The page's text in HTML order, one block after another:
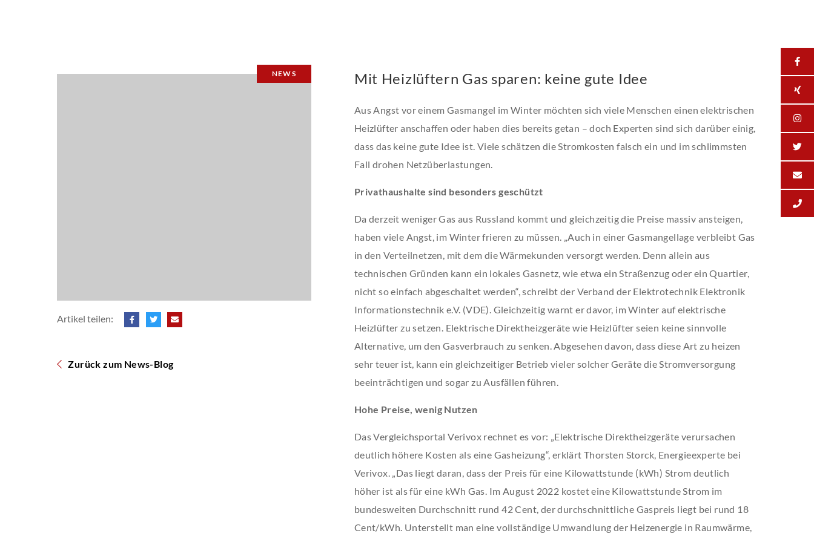
NEWS
Artikel teilen:
Zurück zum News-Blog
Mit Heizlüftern Gas sparen: keine gute Idee
Aus Angst vor einem Gasmangel im Winter möchten sich viele Menschen einen elektrischen
Heizlüfter anschaffen oder haben dies bereits getan – doch Experten sind sich darüber einig,
dass das keine gute Idee ist. Viele schätzen die Stromkosten falsch ein und im schlimmsten
Fall drohen Netzüberlastungen.
Privathaushalte sind besonders geschützt
Da derzeit weniger Gas aus Russland kommt und gleichzeitig die Preise massiv ansteigen,
haben viele Angst, im Winter frieren zu müssen. „Auch in einer Gasmangellage verbleibt Gas
in den Verteilnetzen, mit dem die Wärmekunden versorgt werden. Denn allein aus
technischen Gründen kann ein lokales Gasnetz, wie etwa ein Straßenzug oder ein Quartier,
nicht so einfach abgeschaltet werden“, schreibt der Verband der Elektrotechnik Elektronik
Informationstechnik e.V. (VDE). Gleichzeitig warnt er davor, im Winter auf elektrische
Heizlüfter zu setzen. Elektrische Direktheizgeräte wie Heizlüfter seien keine sinnvolle
Alternative, um den Gasverbrauch zu senken. Abgesehen davon, dass diese Art zu heizen
sehr teuer ist, kann ein gleichzeitiger Betrieb vieler solcher Geräte die Stromversorgung
beeinträchtigen und sogar zu Ausfällen führen.
Hohe Preise, wenig Nutzen
Das Vergleichsportal Verivox rechnet es vor: „Elektrische Direktheizgeräte verursachen
deutlich höhere Kosten als eine Gasheizung“, erklärt Thorsten Storck, Energieexperte bei
Verivox. „Das liegt daran, dass der Preis für eine Kilowattstunde (kWh) Strom deutlich
höher ist als für eine kWh Gas. Im August 2022 kostet eine Kilowattstunde Strom im
bundesweiten Durchschnitt rund 42 Cent, der durchschnittliche Gaspreis liegt bei rund 18
Cent/kWh. Unterstellt man eine vollständige Umwandlung der Heizenergie in Raumwärme,